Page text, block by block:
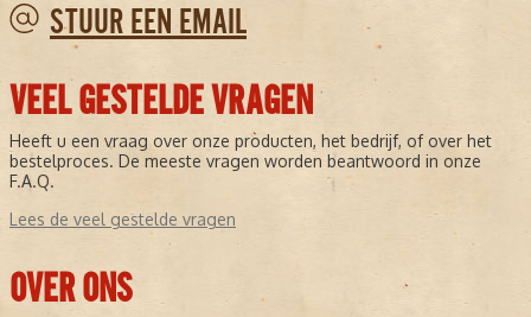
STUUR EEN EMAIL
VEEL GESTELDE VRAGEN
Heeft u een vraag over onze producten, het bedrijf, of over het
bestelproces. De meeste vragen worden beantwoord in onze
F.A.Q.
Lees de veel gestelde vragen
OVER ONS